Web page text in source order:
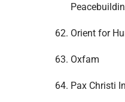
Orient for
Oxfam
Pax Christi